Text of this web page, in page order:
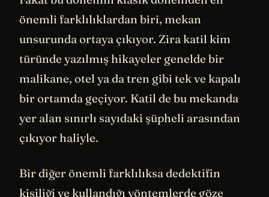
önemli farklılıklardan biri, mekan
unsurunda ortaya çıkıyor. Zira katil kim
türünde yazılmış hikayeler genelde bir
malikane, otel ya da tren gibi tek ve kapalı
bir ortamda geçiyor. Katil de bu mekanda
yer alan sınırlı sayıdaki şüpheli arasından
çıkıyor haliyle.
Bir diğer önemli farklılıksa dedektifin
kişiliği ve kullandığı yöntemlerde göze